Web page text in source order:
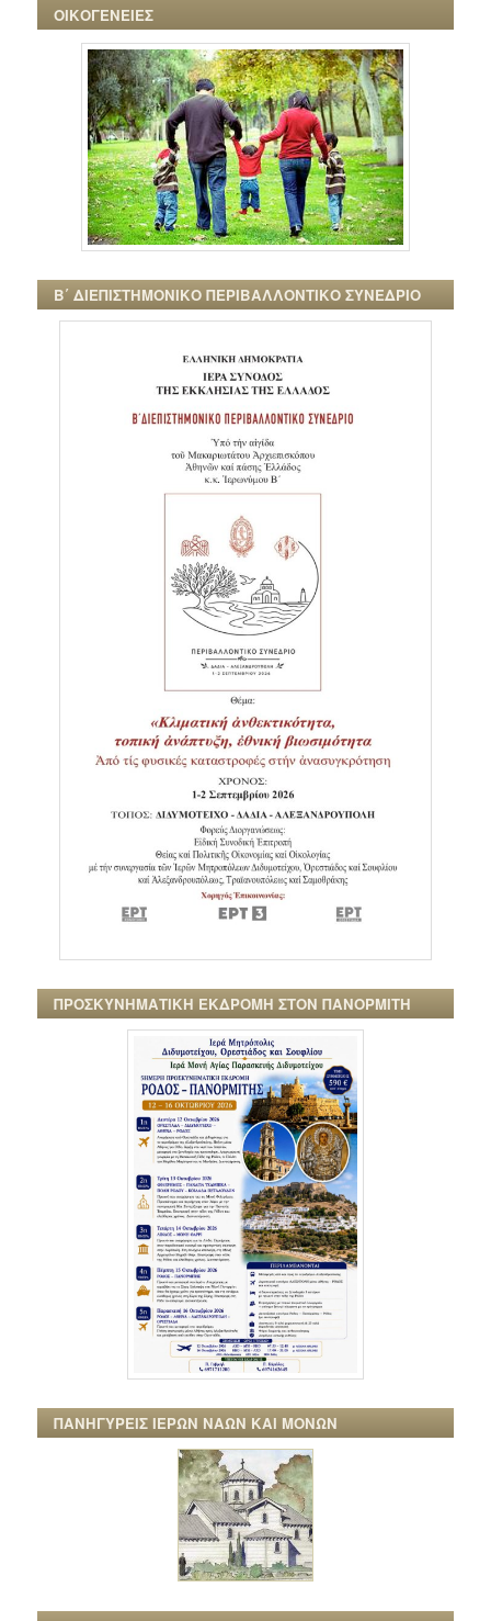
ΟΙΚΟΓΕΝΕΙΕΣ
Β΄ ΔΙΕΠΙΣΤΗΜΟΝΙΚΟ ΠΕΡΙΒΑΛΛΟΝΤΙΚΟ ΣΥΝΕΔΡΙΟ
ΠΡΟΣΚΥΝΗΜΑΤΙΚΗ ΕΚΔΡΟΜΗ ΣΤΟΝ ΠΑΝΟΡΜΙΤΗ
ΠΑΝΗΓΥΡΕΙΣ ΙΕΡΩΝ ΝΑΩΝ ΚΑΙ ΜΟΝΩΝ